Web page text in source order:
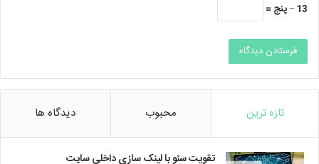
13 − پنج =
تازه ترین محبوب دیدگاه ها
تقویت سئو با لینک سازی داخلی سایت